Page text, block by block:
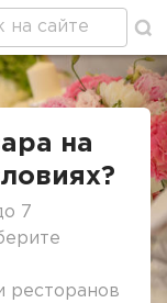
на
7
ресторанов